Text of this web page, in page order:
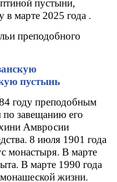
пустыни,
в марте 2025 года .
преподобного
пустынь
году преподобным
завещанию его
Амвросии
8 июля 1901 года
монастыря. В марте
В марте 1990 года
жизни.